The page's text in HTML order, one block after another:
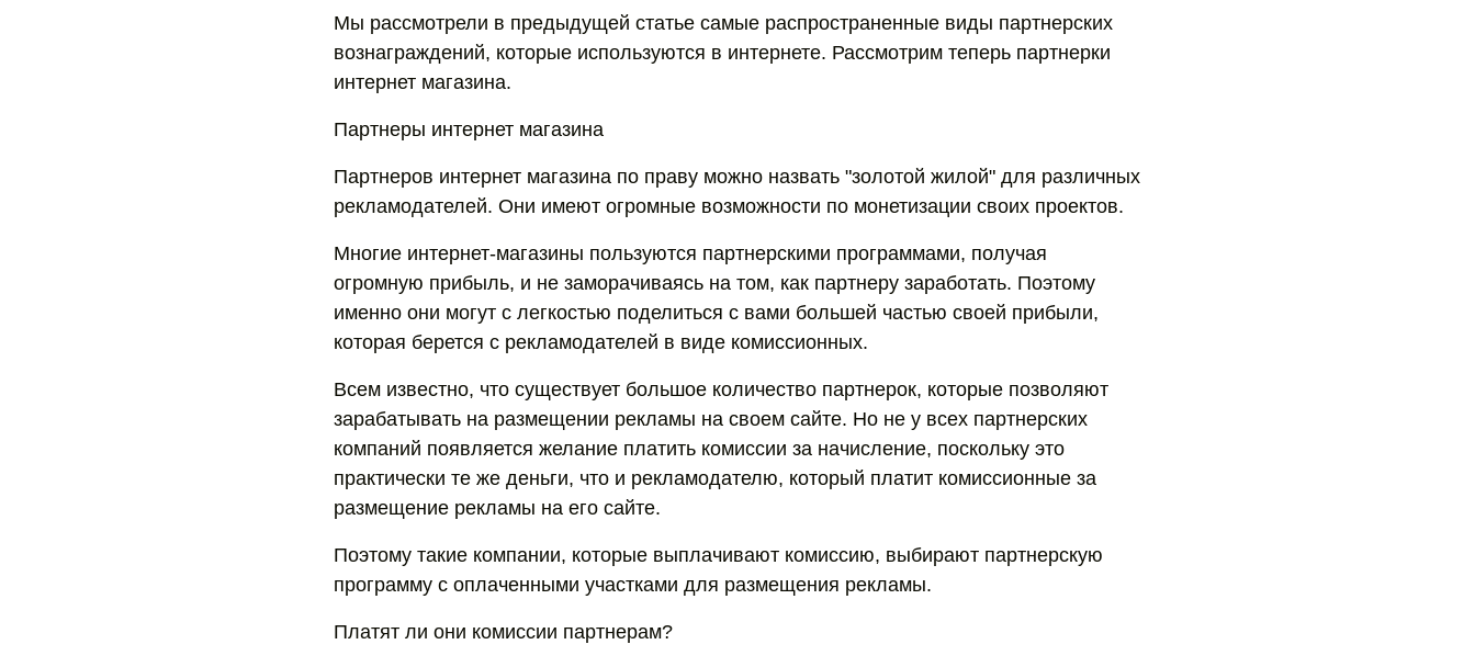
Мы рассмотрели в предыдущей статье самые распространенные виды партнерских
вознаграждений, которые используются в интернете. Рассмотрим теперь партнерки
интернет магазина.
Партнеры интернет магазина
Партнеров интернет магазина по праву можно назвать "золотой жилой" для различных
рекламодателей. Они имеют огромные возможности по монетизации своих проектов.
Многие интернет-магазины пользуются партнерскими программами, получая
огромную прибыль, и не заморачиваясь на том, как партнеру заработать. Поэтому
именно они могут с легкостью поделиться с вами большей частью своей прибыли,
которая берется с рекламодателей в виде комиссионных.
Всем известно, что существует большое количество партнерок, которые позволяют
зарабатывать на размещении рекламы на своем сайте. Но не у всех партнерских
компаний появляется желание платить комиссии за начисление, поскольку это
практически те же деньги, что и рекламодателю, который платит комиссионные за
размещение рекламы на его сайте.
Поэтому такие компании, которые выплачивают комиссию, выбирают партнерскую
программу с оплаченными участками для размещения рекламы.
Платят ли они комиссии партнерам?